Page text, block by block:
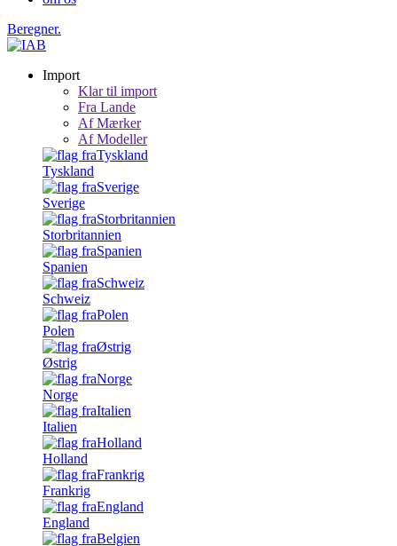
Beregner.
Import
Klar til import
Fra Lande
Af Mærker
Af Modeller
Tyskland
Sverige
Storbritannien
Spanien
Schweiz
Polen
Østrig
Norge
Italien
Holland
Frankrig
England